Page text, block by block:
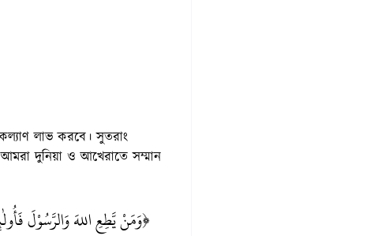
﴿وَمَنْ يَّطِعِ اللهَ وَالرَّسُوْلَ